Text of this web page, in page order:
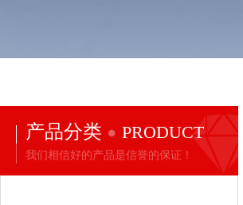
产品分类 PRODUCT
我们相信好的产品是信誉的保证！